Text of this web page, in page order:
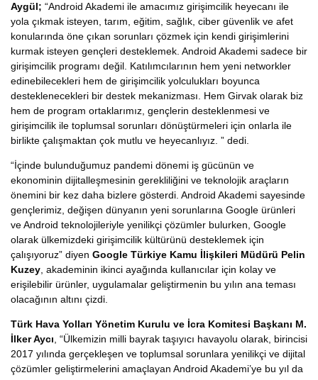
Aygül; “Android Akademi ile amacımız girişimcilik heyecanı ile
yola çıkmak isteyen, tarım, eğitim, sağlık, ciber güvenlik ve afet
konularında öne çıkan sorunları çözmek için kendi girişimlerini
kurmak isteyen gençleri desteklemek. Android Akademi sadece bir
girişimcilik programı değil. Katılımcılarının hem yeni networkler
edinebilecekleri hem de girişimcilik yolculukları boyunca
desteklenecekleri bir destek mekanizması. Hem Girvak olarak biz
hem de program ortaklarımız, gençlerin desteklenmesi ve
girişimcilik ile toplumsal sorunları dönüştürmeleri için onlarla ile
birlikte çalışmaktan çok mutlu ve heyecanlıyız. ” dedi.
“İçinde bulunduğumuz pandemi dönemi iş gücünün ve
ekonominin dijitalleşmesinin gerekliliğini ve teknolojik araçların
önemini bir kez daha bizlere gösterdi. Android Akademi sayesinde
gençlerimiz, değişen dünyanın yeni sorunlarına Google ürünleri
ve Android teknolojileriyle yenilikçi çözümler bulurken, Google
olarak ülkemizdeki girişimcilik kültürünü desteklemek için
çalışıyoruz” diyen Google Türkiye Kamu İlişkileri Müdürü Pelin
Kuzey , akademinin ikinci ayağında kullanıcılar için kolay ve
erişilebilir ürünler, uygulamalar geliştirmenin bu yılın ana teması
olacağının altını çizdi.
Türk Hava Yolları Yönetim Kurulu ve İcra Komitesi Başkanı M.
İlker Aycı , “Ülkemizin milli bayrak taşıyıcı havayolu olarak, birincisi
2017 yılında gerçekleşen ve toplumsal sorunlara yenilikçi ve dijital
çözümler geliştirmelerini amaçlayan Android Akademi’ye bu yıl da